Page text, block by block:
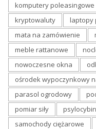
komputery poleasingowe
kryptowaluty
laptopy
mata na zamówienie
meble rattanowe
nowoczesne okna
ośrodek wypoczynkowy
parasol ogrodowy
pomiar siły
samochody ciężarowe